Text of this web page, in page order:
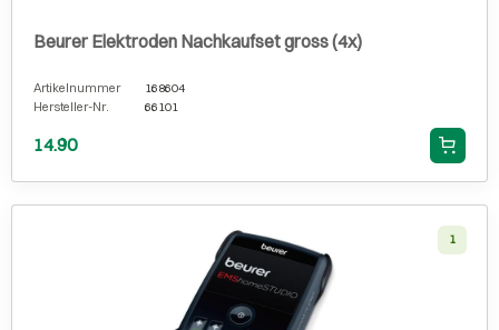
Beurer Elektroden Nachkaufset gross (4x)
Artikelnummer
168604
Hersteller-Nr.
66101
14.90
1